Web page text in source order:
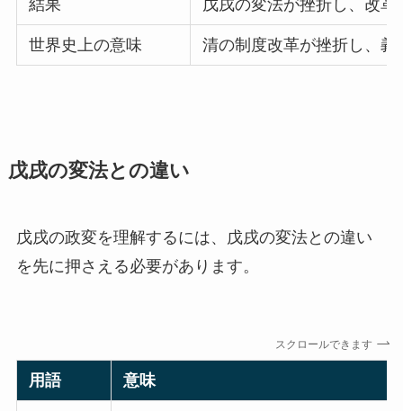
結果 戊戌の変法が挫折し、改
世界史上の意味 清の制度改革が挫折し、
戊戌の変法との違い
戊戌の政変を理解するには、戊戌の変法との違い
を先に押さえる必要があります。
スクロールできます
用語 意味